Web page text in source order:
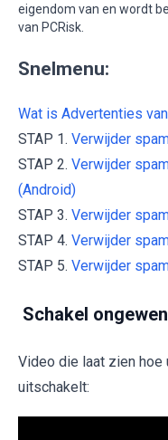
eigendom van en wordt
van PCRisk.
Snelmenu:
Wat is Advertenties
STAP 1. Verwijder
STAP 2. Verwijder
(Android)
STAP 3. Verwijder
STAP 4. Verwijder
STAP 5. Verwijder
Schakel
Video die laat zien
uitschakelt: